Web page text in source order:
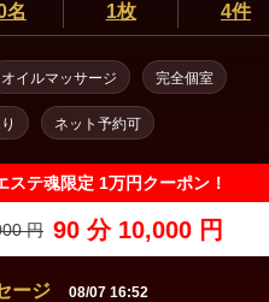
名
1枚
4件
オイルマッサージ 完全個室
ネット予約可
ステ魂限定 1万円クーポン！
円 90 分 10,000 円
ージ 08/07 16:52